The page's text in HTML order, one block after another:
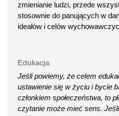
zmienianie ludzi, przede
stosownie do panujących w
ideałów i celów
Edukacja
Jeśli powiemy, że celem
ustawienie się w życiu i bycie
członkiem społeczeństwa, to
czytanie może mieć sens.